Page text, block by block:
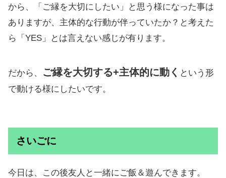
から、「ご縁を大切にしたい」と思う様になった事は
ありますが、主体的な行動が伴っていたか？と考えた
ら「YES」とは言えない感じが有ります。
だから、 ご縁を大切する+主体的に動く という形
で動ける様にしたいです。
さいごに
今日は、この後友人と一緒にご飯＆遊んできます。